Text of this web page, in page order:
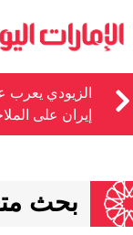
الزيودي يعرب
إيران على
بحث